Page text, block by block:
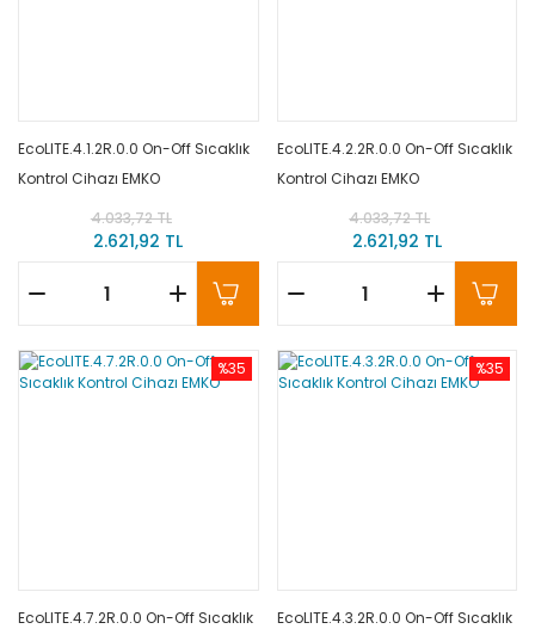
EcoLITE.4.1.2R.0.0 On-Off Sıcaklık
Kontrol Cihazı EMKO
4.033,72 TL
2.621,92 TL
EcoLITE.4.2.2R.0.0 On-Off Sıcaklık
Kontrol Cihazı EMKO
4.033,72 TL
2.621,92 TL
%35
EcoLITE.4.7.2R.0.0 On-Off Sıcaklık
%35
EcoLITE.4.3.2R.0.0 On-Off Sıcaklık